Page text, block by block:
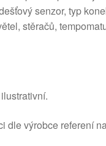
senzor, typ
stěračů,
dle výrobce referení